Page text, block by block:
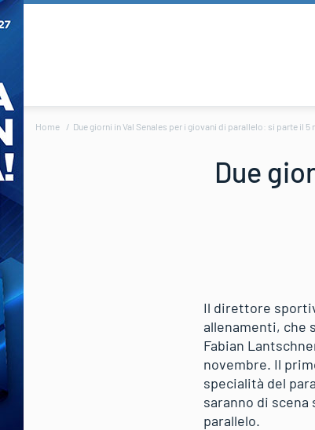
Home Due giorni in Val Senales per i giovani di parallelo: si parte il 5
Due
Il direttore
allenamenti, che
Fabian
novembre. Il
specialità del
saranno di scena
parallelo.